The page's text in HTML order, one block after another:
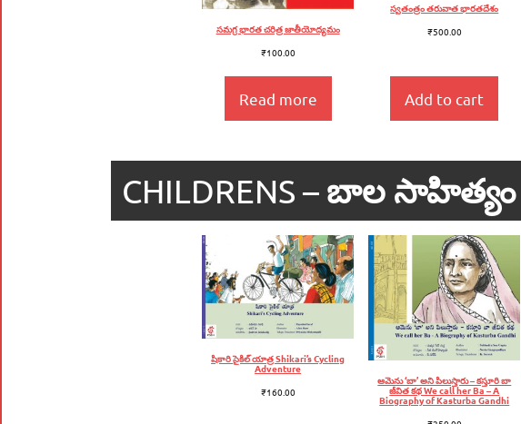
సమగ్ర భారత చరిత్ర జాతీయోద్యమం
₹100.00
Read more
స్వతంత్రం తరువాత భారతదేశం
₹500.00
Add to cart
CHILDRENS – బాల సాహిత్యం
షికారి సైకిల్‌ యాత్ర Shikari’s Cycling
Adventure
₹160.00
ఆమెను ‘బా’ అని పిలుస్తారు – కస్తూరి బా
జీవిత కథ We call her Ba – A
Biography of Kasturba Gandhi